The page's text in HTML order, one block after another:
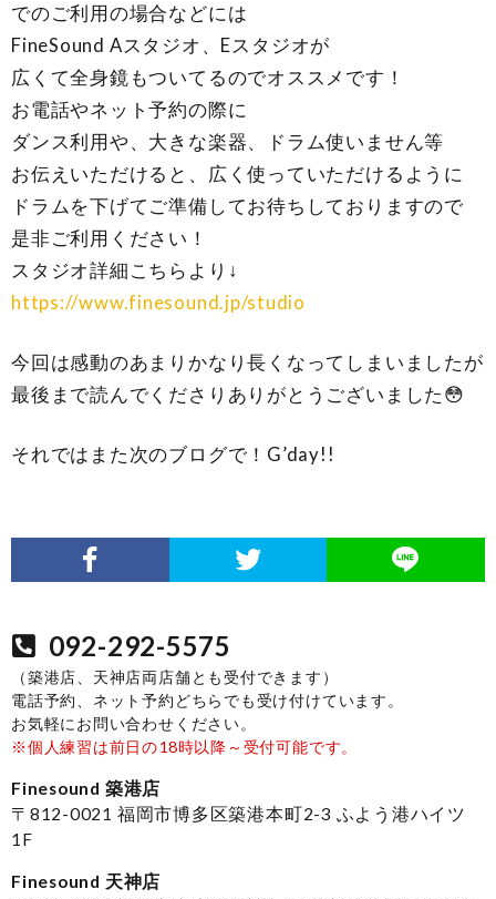
でのご利用の場合などには
FineSound Aスタジオ、Eスタジオが
広くて全身鏡もついてるのでオススメです！
お電話やネット予約の際に
ダンス利用や、大きな楽器、ドラム使いません等
お伝えいただけると、広く使っていただけるように
ドラムを下げてご準備してお待ちしておりますので
是非ご利用ください！
スタジオ詳細こちらより↓
https://www.finesound.jp/studio
今回は感動のあまりかなり長くなってしまいましたが
最後まで読んでくださりありがとうございました😳
それではまた次のブログで！G’day!!
092-292-5575
（築港店、天神店両店舗とも受付できます）
電話予約、ネット予約どちらでも受け付けています。
お気軽にお問い合わせください。
※個人練習は前日の18時以降～受付可能です。
Finesound 築港店
〒812-0021 福岡市博多区築港本町2-3 ふよう港ハイツ
1F
Finesound 天神店